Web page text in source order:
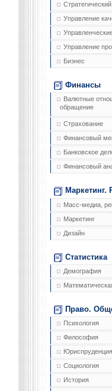
Управление
Управление
Бизнес
Финансы
Валютные
обращение
Страхование
Финансовый
Банковское
Финансовый
Маркетинг.
Масс-медиа,
Маркетинг
Дизайн
Статистика
Демография
Право.
Психология
Философия
Юриспруденция
Социология
История